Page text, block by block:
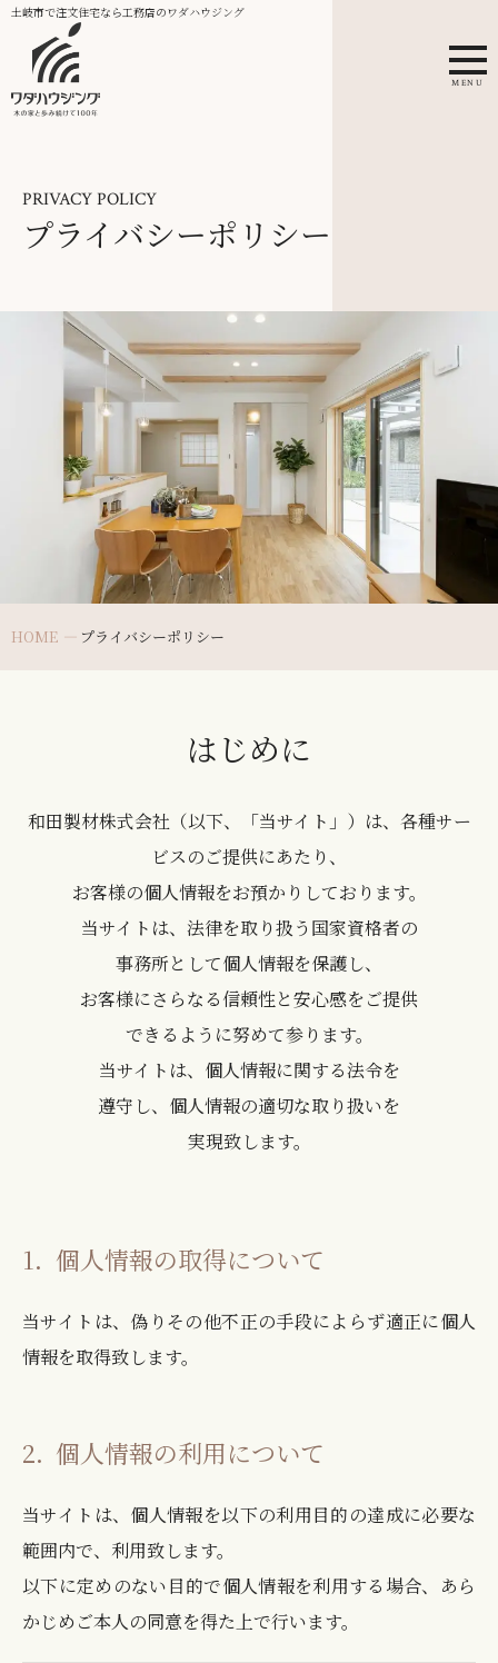
土岐市で注文住宅なら工務店のワダハウジング
MENU
PRIVACY POLICY
プライバシーポリシー
HOME プライバシーポリシー
はじめに
和田製材株式会社（以下、「当サイト」）は、各種サー
ビスのご提供にあたり、
お客様の個人情報をお預かりしております。
当サイトは、法律を取り扱う国家資格者の
事務所として個人情報を保護し、
お客様にさらなる信頼性と安心感をご提供
できるように努めて参ります。
当サイトは、個人情報に関する法令を
遵守し、個人情報の適切な取り扱いを
実現致します。
1．個人情報の取得について
当サイトは、偽りその他不正の手段によらず適正に個人
情報を取得致します。
2．個人情報の利用について
当サイトは、個人情報を以下の利用目的の達成に必要な
範囲内で、利用致します。
以下に定めのない目的で個人情報を利用する場合、あら
かじめご本人の同意を得た上で行います。